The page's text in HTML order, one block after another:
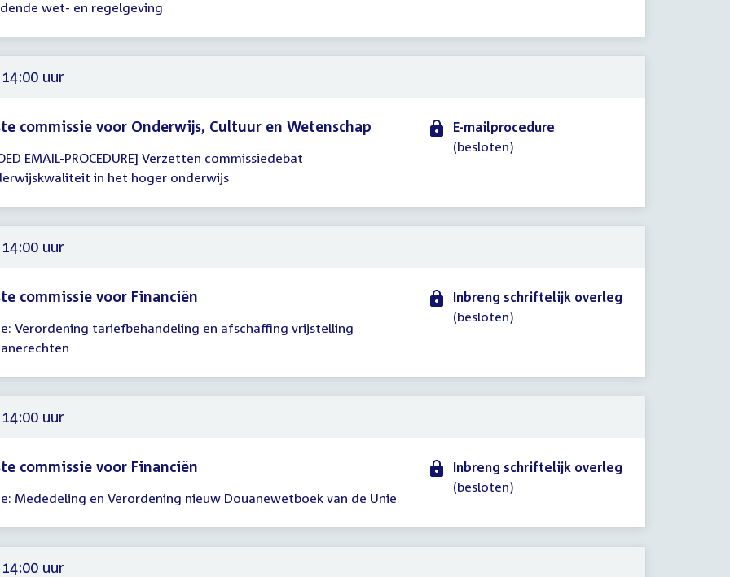
wet- en regelgeving
uur
commissie voor Onderwijs, Cultuur en Wetenschap
EMAIL-PROCEDURE] Verzetten commissiedebat
in het hoger onderwijs
E-mailprocedure
(besloten)
uur
commissie voor Financiën
Verordening tariefbehandeling en afschaffing vrijstelling
Inbreng schriftelijk overleg
(besloten)
uur
commissie voor Financiën
Mededeling en Verordening nieuw Douanewetboek van de Unie
Inbreng schriftelijk overleg
(besloten)
uur